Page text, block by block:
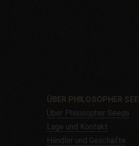
ÜBER PHILOSOPHER
Über Philosopher Seeds
Lage und Kontakt
Händler und Geschäfte